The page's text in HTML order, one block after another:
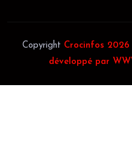
Copyright Crocinfos 2026
développé par